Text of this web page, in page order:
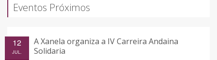
Eventos Próximos
A Xanela organiza a IV Carreira Andaina
Solidaria
12
JUL.